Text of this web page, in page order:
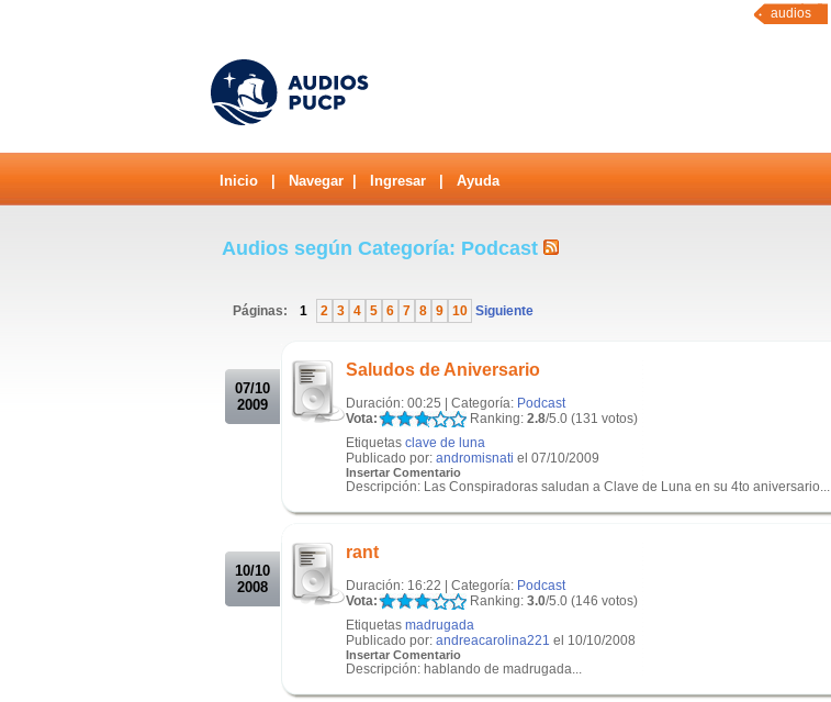
audios
Inicio Navegar Ingresar Ayuda
Audios según Categoría: Podcast
Páginas: 1 2 3 4 5 6 7 8 9 10 Siguiente
07/10
2009
Saludos de Aniversario
Duración: 00:25 | Categoría: Podcast
Vota:
Ranking: 2.8/5.0 (131 votos)
Etiquetas clave de luna
Publicado por: andromisnati el 07/10/2009
Insertar Comentario
Descripción: Las Conspiradoras saludan a Clave de Luna en su 4to aniversario...
10/10
2008
rant
Duración: 16:22 | Categoría: Podcast
Vota:
Ranking: 3.0/5.0 (146 votos)
Etiquetas madrugada
Publicado por: andreacarolina221 el 10/10/2008
Insertar Comentario
Descripción: hablando de madrugada...